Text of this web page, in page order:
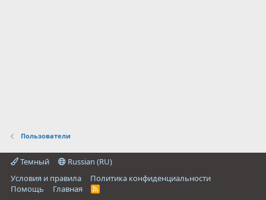
Пользователи
Темный
Russian (RU)
Условия и правила
Политика конфиденциальности
Помощь
Главная
R